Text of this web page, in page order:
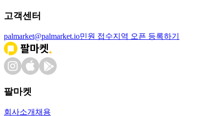
고객센터
palmarket@palmarket.io민원 접수지역 오픈 등록하기
팔마켓
회사소개 채용